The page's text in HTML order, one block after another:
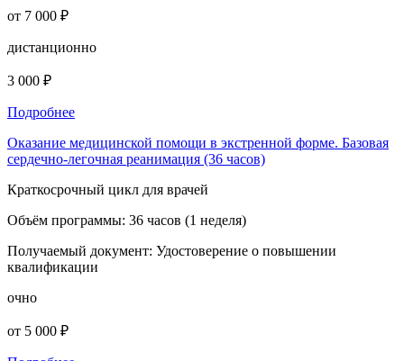
от 7 000 ₽
дистанционно
3 000 ₽
Подробнее
Оказание медицинской помощи в экстренной форме. Базовая
сердечно-легочная реанимация (36 часов)
Краткосрочный цикл для врачей
Объём программы: 36 часов (1 неделя)
Получаемый документ: Удостоверение о повышении
квалификации
очно
от 5 000 ₽